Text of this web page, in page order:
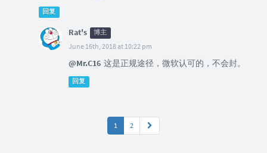
回复
Rat's 博主
June 16th, 2018 at 10:22 pm
@Mr.C16 这是正规途径，微软认可的，不会封。
回复
1 2